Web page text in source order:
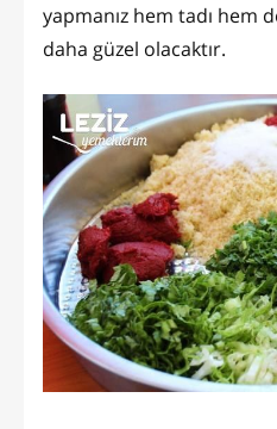
yapmanız hem tadı hem
daha güzel olacaktır.